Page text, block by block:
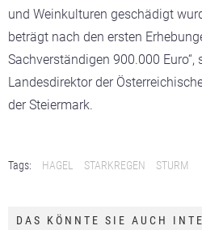
und Weinkulturen geschädigt
beträgt nach den ersten
Sachverständigen 900.000 Euro“,
Landesdirektor der
der Steiermark.
Tags: HAGEL STARKREGEN STURM
DAS KÖNNTE SIE AUCH